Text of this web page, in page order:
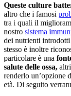
Queste culture
altro che i famosi
tra i quali il
nostro sistema
dei nutrienti introdotti
stesso è inoltre
particolare è una
salute delle ossa,
renderlo un’opzione
età. Di seguito